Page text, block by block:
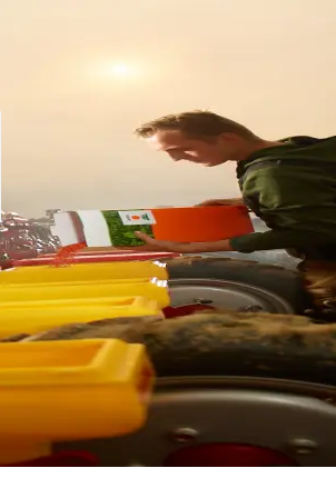
咨询
关于我们
产品
KWS集团在 kws.com/corp
的国际话题